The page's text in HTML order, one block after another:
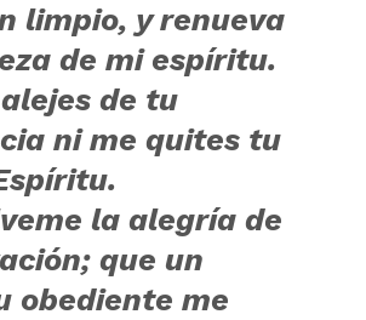
limpio, y renueva
de mi espíritu.
de tu
ni me quites tu
la alegría de
que un
obediente me